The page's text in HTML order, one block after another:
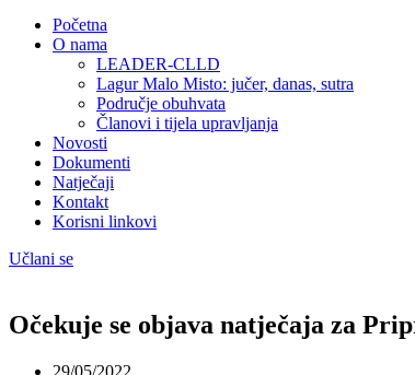
Početna
O nama
LEADER-CLLD
Lagur Malo Misto: jučer, danas, sutra
Područje obuhvata​
Članovi i tijela upravljanja​
Novosti
Dokumenti
Natječaji
Kontakt
Korisni linkovi
Učlani se
Očekuje se objava natječaja za
29/05/2022